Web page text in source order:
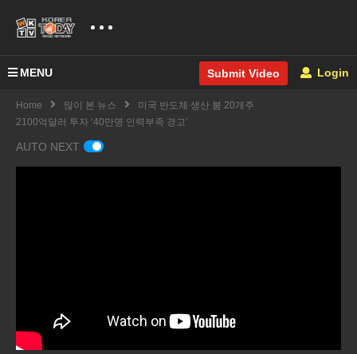
MENU Submit Video Login
Home 많이 본 뉴스
미국 반도체 생산 붐 20개주
2100억달러 투자 ‘40만명 인력부족 경고’
AUTO NEXT